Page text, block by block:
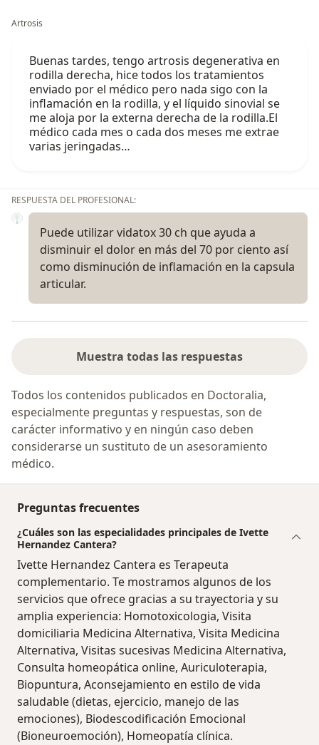
Artrosis
Buenas tardes, tengo artrosis degenerativa en
rodilla derecha, hice todos los tratamientos
enviado por el médico pero nada sigo con la
inflamación en la rodilla, y el líquido sinovial se
me aloja por la externa derecha de la rodilla.El
médico cada mes o cada dos meses me extrae
varias jeringadas…
RESPUESTA DEL PROFESIONAL:
Puede utilizar vidatox 30 ch que ayuda a
disminuir el dolor en más del 70 por ciento así
como disminución de inflamación en la capsula
articular.
Muestra todas las respuestas
Todos los contenidos publicados en Doctoralia,
especialmente preguntas y respuestas, son de
carácter informativo y en ningún caso deben
considerarse un sustituto de un asesoramiento
médico.
Preguntas frecuentes
¿Cuáles son las especialidades principales de Ivette
Hernandez Cantera?
Ivette Hernandez Cantera es Terapeuta
complementario. Te mostramos algunos de los
servicios que ofrece gracias a su trayectoria y su
amplia experiencia: Homotoxicologia, Visita
domiciliaria Medicina Alternativa, Visita Medicina
Alternativa, Visitas sucesivas Medicina Alternativa,
Consulta homeopática online, Auriculoterapia,
Biopuntura, Aconsejamiento en estilo de vida
saludable (dietas, ejercicio, manejo de las
emociones), Biodescodificación Emocional
(Bioneuroemoción), Homeopatía clínica.